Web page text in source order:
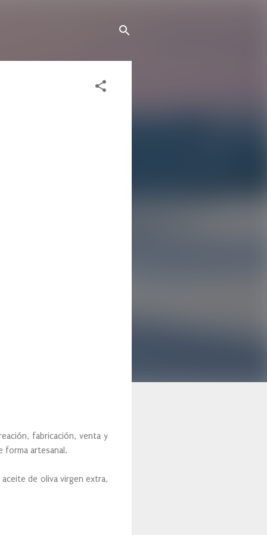
fabricación, venta y
forma artesanal.
de oliva virgen extra,